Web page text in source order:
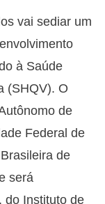
vai sediar um
à Saúde
(SHQV). O
de
Federal de
de
será
, do Instituto de